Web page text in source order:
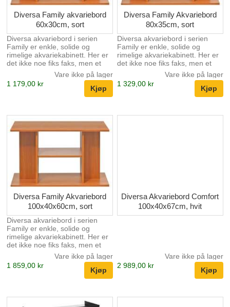
Diversa Family akvariebord
60x30cm, sort
Diversa akvariebord i serien
Family er enkle, solide og
rimelige akvariekabinett. Her er
det ikke noe fiks faks, men et
estetisk pent akvariebord. Sort
farge. Høyden på bordet er
60cm.
Vare ikke på lager
1 179,00 kr
Diversa Family Akvariebord
80x35cm, sort
Diversa akvariebord i serien
Family er enkle, solide og
rimelige akvariekabinett. Her er
det ikke noe fiks faks, men et
estetisk pent akvariebord.
Høyden på bordet er 60cm.
Vare ikke på lager
1 329,00 kr
Diversa Family Akvariebord
100x40x60cm, sort
Diversa akvariebord i serien
Family er enkle, solide og
rimelige akvariekabinett. Her er
det ikke noe fiks faks, men et
estetisk pent akvariebord.
Høyden på bordet er 60cm.
Vare ikke på lager
1 859,00 kr
Diversa Akvariebord Comfort
100x40x67cm, hvit
Vare ikke på lager
2 989,00 kr